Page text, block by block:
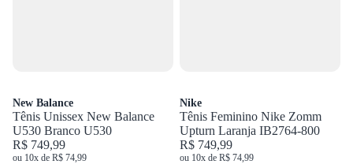
New Balance
Tênis Unissex New Balance
U530 Branco U530
R$ 749,99
ou 10x de R$ 74,99
Nike
Tênis Feminino Nike Zomm
Upturn Laranja IB2764-800
R$ 749,99
ou 10x de R$ 74,99